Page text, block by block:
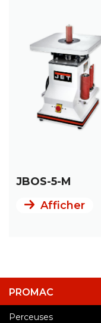
Mon Panier
JBOS-5-M
Afficher
PROMAC
Perceuses